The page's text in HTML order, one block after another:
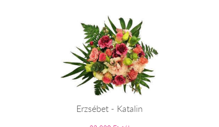
Erzsébet - Katalin